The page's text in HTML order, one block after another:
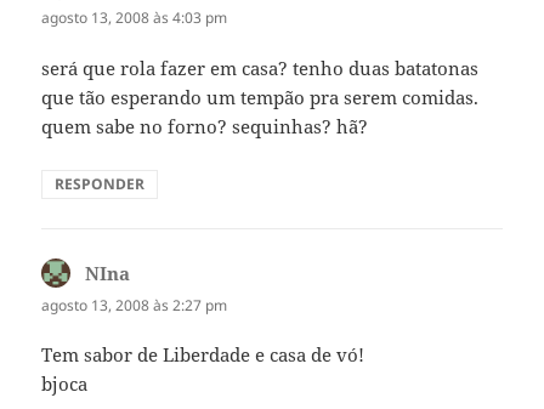
agosto 13, 2008 às 4:03 pm
será que rola fazer em casa? tenho duas batatonas
que tão esperando um tempão pra serem comidas.
quem sabe no forno? sequinhas? hã?
RESPONDER
NIna
agosto 13, 2008 às 2:27 pm
Tem sabor de Liberdade e casa de vó!
bjoca